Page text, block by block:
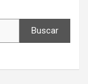
Buscar